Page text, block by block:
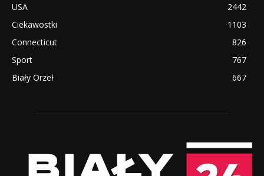
USA
2442
Ciekawostki
1103
Connecticut
826
Sport
767
Biały Orzeł
667